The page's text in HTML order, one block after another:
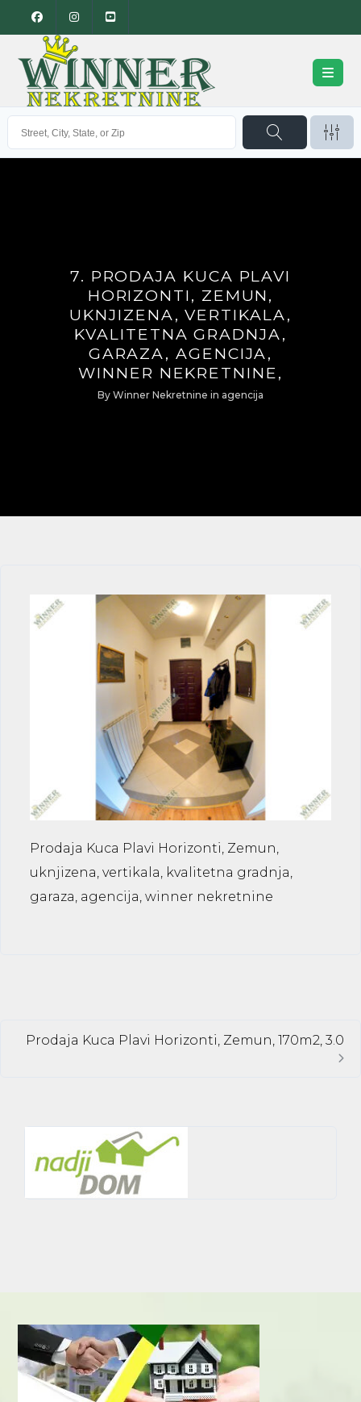
7. PRODAJA KUCA PLAVI
HORIZONTI, ZEMUN,
UKNJIZENA, VERTIKALA,
KVALITETNA GRADNJA,
GARAZA, AGENCIJA,
WINNER NEKRETNINE,
By Winner Nekretnine in agencija
Prodaja Kuca Plavi Horizonti, Zemun,
uknjizena, vertikala, kvalitetna gradnja,
garaza, agencija, winner nekretnine
Prodaja Kuca Plavi Horizonti, Zemun, 170m2, 3.0